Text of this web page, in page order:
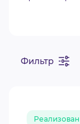
Фильтр